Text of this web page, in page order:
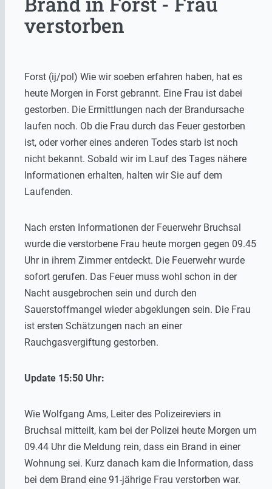
verstorben
Forst (ij/pol) Wie wir soeben erfahren haben, hat es
heute Morgen in Forst gebrannt. Eine Frau ist dabei
gestorben. Die Ermittlungen nach der Brandursache
laufen noch. Ob die Frau durch das Feuer gestorben
ist, oder vorher eines anderen Todes starb ist noch
nicht bekannt. Sobald wir im Lauf des Tages nähere
Informationen erhalten, halten wir Sie auf dem
Laufenden.
Nach ersten Informationen der Feuerwehr Bruchsal
wurde die verstorbene Frau heute morgen gegen 09.45
Uhr in ihrem Zimmer entdeckt. Die Feuerwehr wurde
sofort gerufen. Das Feuer muss wohl schon in der
Nacht ausgebrochen sein und durch den
Sauerstoffmangel wieder abgeklungen sein. Die Frau
ist ersten Schätzungen nach an einer
Rauchgasvergiftung gestorben.
Update 15:50 Uhr:
Wie Wolfgang Ams, Leiter des Polizeireviers in
Bruchsal mitteilt, kam bei der Polizei heute Morgen um
09.44 Uhr die Meldung rein, dass ein Brand in einer
Wohnung sei. Kurz danach kam die Information, dass
bei dem Brand eine 91-jährige Frau verstorben war.